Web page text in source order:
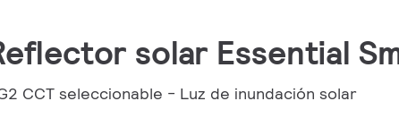
solar Essential
CCT seleccionable - Luz de inundación solar